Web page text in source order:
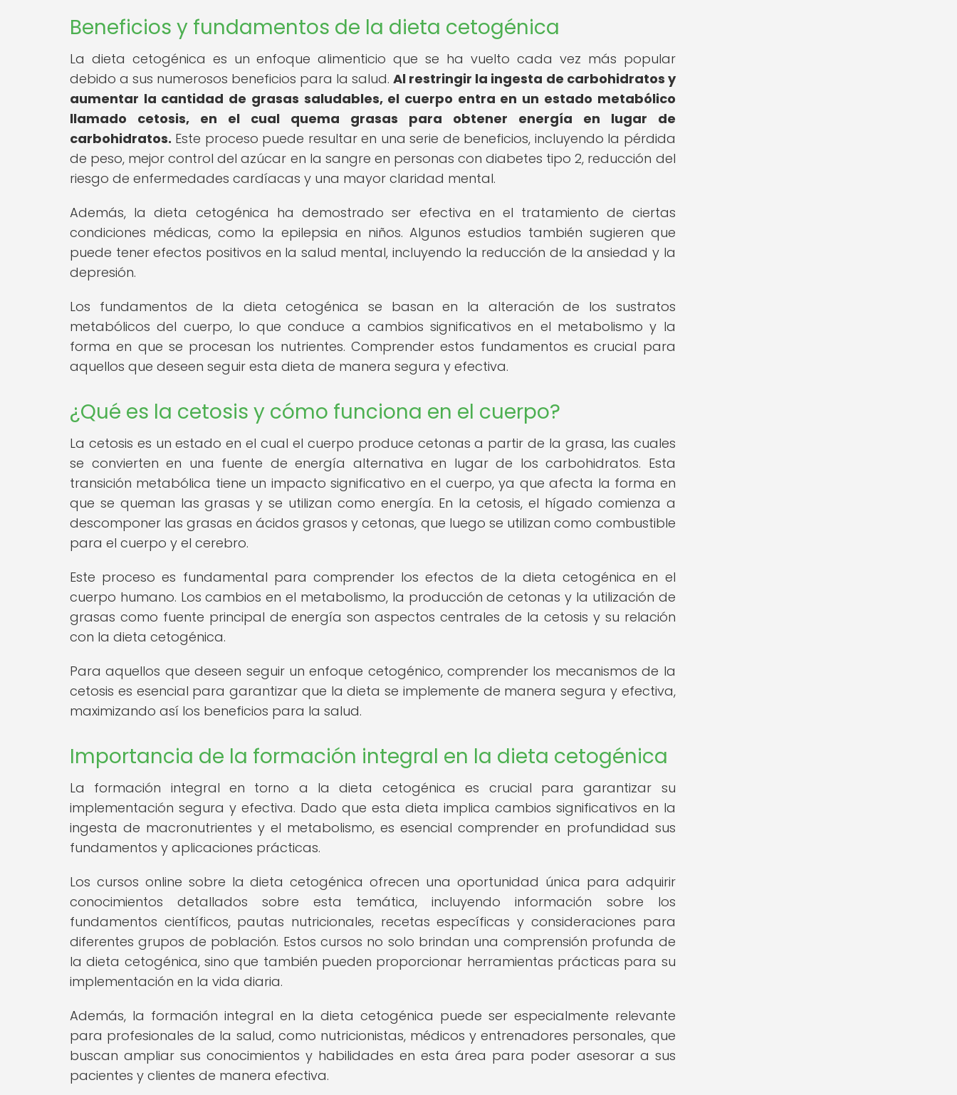
Beneficios y fundamentos de la dieta cetogénica
La dieta cetogénica es un enfoque alimenticio que se ha vuelto cada vez más popular
debido a sus numerosos beneficios para la salud.Al restringir la ingesta de carbohidratos y
aumentar la cantidad de grasas saludables, el cuerpo entra en un estado metabólico
llamado cetosis, en el cual quema grasas para obtener energía en lugar de
carbohidratos. Este proceso puede resultar en una serie de beneficios, incluyendo la pérdida
de peso, mejor control del azúcar en la sangre en personas con diabetes tipo 2, reducción del
riesgo de enfermedades cardíacas y una mayor claridad mental.
Además, la dieta cetogénica ha demostrado ser efectiva en el tratamiento de ciertas
condiciones médicas, como la epilepsia en niños. Algunos estudios también sugieren que
puede tener efectos positivos en la salud mental, incluyendo la reducción de la ansiedad y la
depresión.
Los fundamentos de la dieta cetogénica se basan en la alteración de los sustratos
metabólicos del cuerpo, lo que conduce a cambios significativos en el metabolismo y la
forma en que se procesan los nutrientes. Comprender estos fundamentos es crucial para
aquellos que deseen seguir esta dieta de manera segura y efectiva.
¿Qué es la cetosis y cómo funciona en el cuerpo?
La cetosis es un estado en el cual el cuerpo produce cetonas a partir de la grasa, las cuales
se convierten en una fuente de energía alternativa en lugar de los carbohidratos. Esta
transición metabólica tiene un impacto significativo en el cuerpo, ya que afecta la forma en
que se queman las grasas y se utilizan como energía. En la cetosis, el hígado comienza a
descomponer las grasas en ácidos grasos y cetonas, que luego se utilizan como combustible
para el cuerpo y el cerebro.
Este proceso es fundamental para comprender los efectos de la dieta cetogénica en el
cuerpo humano. Los cambios en el metabolismo, la producción de cetonas y la utilización de
grasas como fuente principal de energía son aspectos centrales de la cetosis y su relación
con la dieta cetogénica.
Para aquellos que deseen seguir un enfoque cetogénico, comprender los mecanismos de la
cetosis es esencial para garantizar que la dieta se implemente de manera segura y efectiva,
maximizando así los beneficios para la salud.
Importancia de la formación integral en la dieta cetogénica
La formación integral en torno a la dieta cetogénica es crucial para garantizar su
implementación segura y efectiva. Dado que esta dieta implica cambios significativos en la
ingesta de macronutrientes y el metabolismo, es esencial comprender en profundidad sus
fundamentos y aplicaciones prácticas.
Los cursos online sobre la dieta cetogénica ofrecen una oportunidad única para adquirir
conocimientos detallados sobre esta temática, incluyendo información sobre los
fundamentos científicos, pautas nutricionales, recetas específicas y consideraciones para
diferentes grupos de población. Estos cursos no solo brindan una comprensión profunda de
la dieta cetogénica, sino que también pueden proporcionar herramientas prácticas para su
implementación en la vida diaria.
Además, la formación integral en la dieta cetogénica puede ser especialmente relevante
para profesionales de la salud, como nutricionistas, médicos y entrenadores personales, que
buscan ampliar sus conocimientos y habilidades en esta área para poder asesorar a sus
pacientes y clientes de manera efectiva.